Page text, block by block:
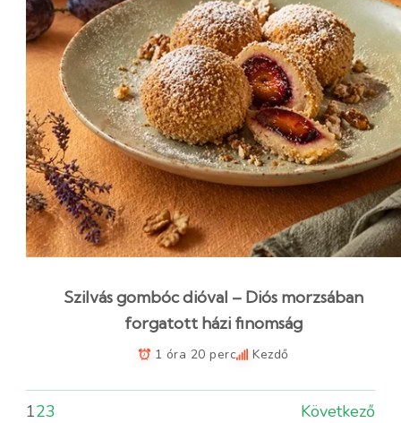
Szilvás gombóc dióval – Diós morzsában
forgatott házi finomság
1 óra 20 perc Kezdő
123
Következő